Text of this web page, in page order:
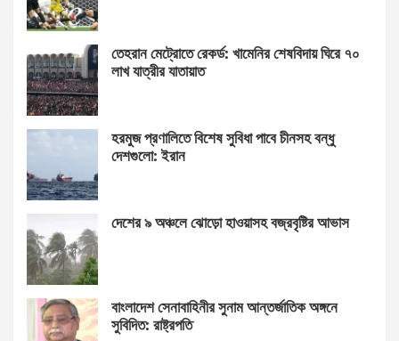
তেহরান মেট্রোতে রেকর্ড: খামেনির শেষবিদায় ঘিরে ৭০
লাখ যাত্রীর যাতায়াত
হরমুজ প্রণালিতে বিশেষ সুবিধা পাবে চীনসহ বন্ধু
দেশগুলো: ইরান
দেশের ৯ অঞ্চলে ঝোড়ো হাওয়াসহ বজ্রবৃষ্টির আভাস
বাংলাদেশ সেনাবাহিনীর সুনাম আন্তর্জাতিক অঙ্গনে
সুবিদিত: রাষ্ট্রপতি